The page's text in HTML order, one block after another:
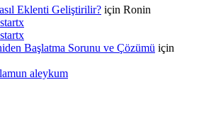
Eklenti Geliştirilir? için Ronin
Başlatma Sorunu ve Çözümü için
aleykum